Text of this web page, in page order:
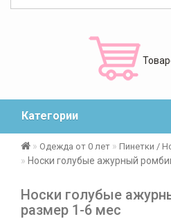
Категории
Одежда от 0 лет Пинетки /
Носки голубые ажурный
Носки голубые
размер 1-6 мес